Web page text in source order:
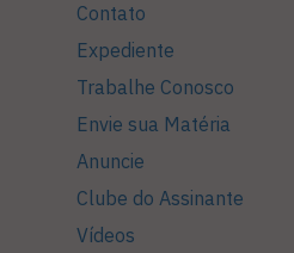
Contato
Expediente
Trabalhe Conosco
Envie sua Matéria
Anuncie
Clube do Assinante
Vídeos